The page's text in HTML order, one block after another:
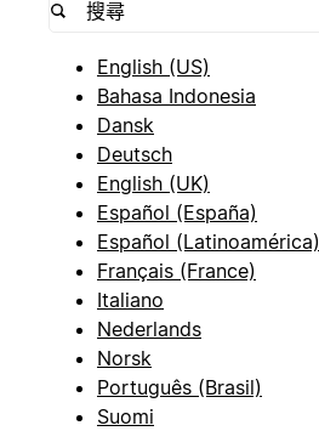
English (US)
Bahasa Indonesia
Dansk
Deutsch
English (UK)
Español (España)
Español (Latinoamérica)
Français (France)
Italiano
Nederlands
Norsk
Português (Brasil)
Suomi